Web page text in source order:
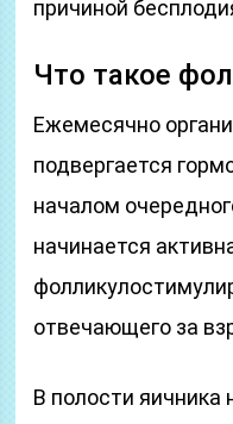
причиной
Что такое
Ежемесячно
подвергается
началом
начинается
отвечающего за
В полости